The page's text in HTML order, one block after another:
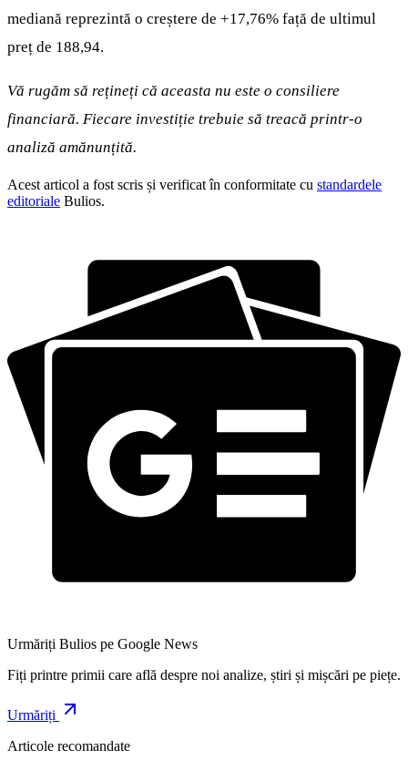
mediană reprezintă o creștere de +17,76% față de ultimul
preț de 188,94.
Vă rugăm să rețineți că aceasta nu este o consiliere
financiară. Fiecare investiție trebuie să treacă printr-o
analiză amănunțită.
Acest articol a fost scris și verificat în conformitate cu standardele
editoriale Bulios.
Urmăriți Bulios pe Google News
Fiți printre primii care află despre noi analize, știri și mișcări pe piețe.
Urmăriți
Articole recomandate